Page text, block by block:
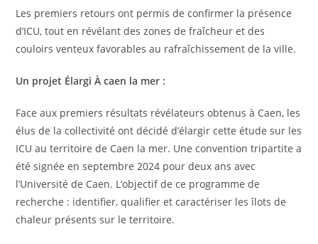
Les premiers retours ont permis de confirmer la présence
d’ICU, tout en révélant des zones de fraîcheur et des
couloirs venteux favorables au rafraîchissement de la ville.
Un projet Élargi À caen la mer :
Face aux premiers résultats révélateurs obtenus à Caen, les
élus de la collectivité ont décidé d’élargir cette étude sur les
ICU au territoire de Caen la mer. Une convention tripartite a
été signée en septembre 2024 pour deux ans avec
l’Université de Caen. L’objectif de ce programme de
recherche : identifier, qualifier et caractériser les îlots de
chaleur présents sur le territoire.